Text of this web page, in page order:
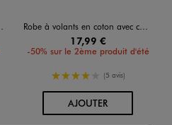
Robe à volants en coton avec col Bardot élastique fille
17,99 €
-50% sur le 2ème produit d'été
4/5 de moyenne
(5 avis)
AJOUTERAU PANIER